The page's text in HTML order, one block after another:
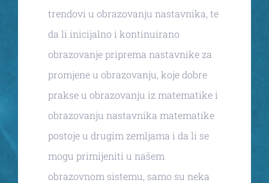
trendovi u obrazovanju nastavnika, te
da li inicijalno i kontinuirano
obrazovanje priprema nastavnike za
promjene u obrazovanju, koje dobre
prakse u obrazovanju iz matematike i
obrazovanju nastavnika matematike
postoje u drugim zemljama i da li se
mogu primijeniti u našem
obrazovnom sistemu, samo su neka